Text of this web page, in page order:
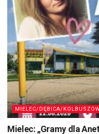
MIELEC/DĘBICA/
Mielec: „Gramy dla